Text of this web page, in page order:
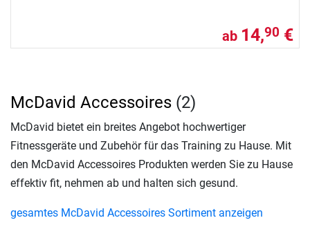
ab 14,90 €
McDavid Accessoires (2)
McDavid bietet ein breites Angebot hochwertiger
Fitnessgeräte und Zubehör für das Training zu Hause. Mit
den McDavid Accessoires Produkten werden Sie zu Hause
effektiv fit, nehmen ab und halten sich gesund.
gesamtes McDavid Accessoires Sortiment anzeigen